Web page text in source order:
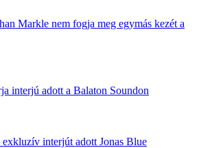
Markle nem fogja meg egymás kezét a
interjú adott a Balaton Soundon
interjút adott Jonas Blue